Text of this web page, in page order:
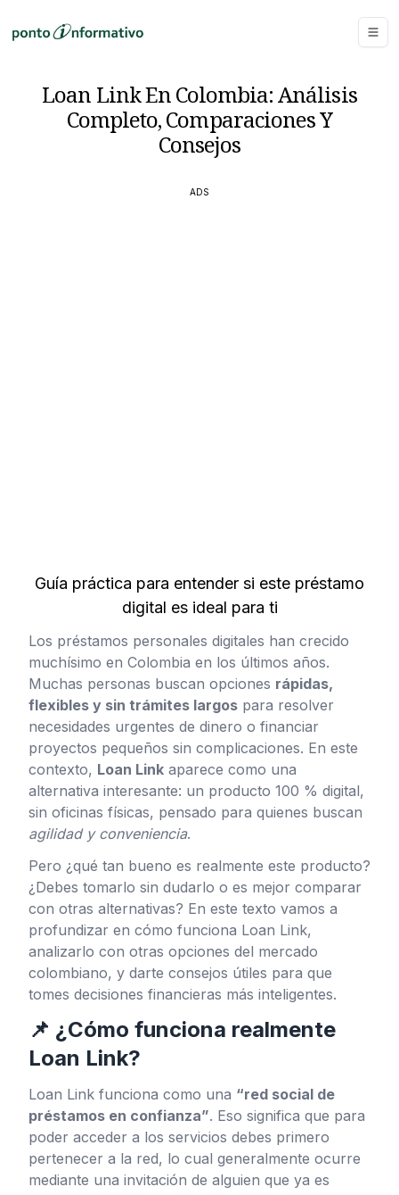
Loan Link En Colombia: Análisis
Completo, Comparaciones Y
Consejos
ADS
Guía práctica para entender si este préstamo
digital es ideal para ti
Los préstamos personales digitales han crecido
muchísimo en Colombia en los últimos años.
Muchas personas buscan opciones rápidas,
flexibles y sin trámites largos para resolver
necesidades urgentes de dinero o financiar
proyectos pequeños sin complicaciones. En este
contexto, Loan Link aparece como una
alternativa interesante: un producto 100 % digital,
sin oficinas físicas, pensado para quienes buscan
agilidad y conveniencia.
Pero ¿qué tan bueno es realmente este producto?
¿Debes tomarlo sin dudarlo o es mejor comparar
con otras alternativas? En este texto vamos a
profundizar en cómo funciona Loan Link,
analizarlo con otras opciones del mercado
colombiano, y darte consejos útiles para que
tomes decisiones financieras más inteligentes.
📌 ¿Cómo funciona realmente
Loan Link?
Loan Link funciona como una “red social de
préstamos en confianza”. Eso significa que para
poder acceder a los servicios debes primero
pertenecer a la red, lo cual generalmente ocurre
mediante una invitación de alguien que ya es